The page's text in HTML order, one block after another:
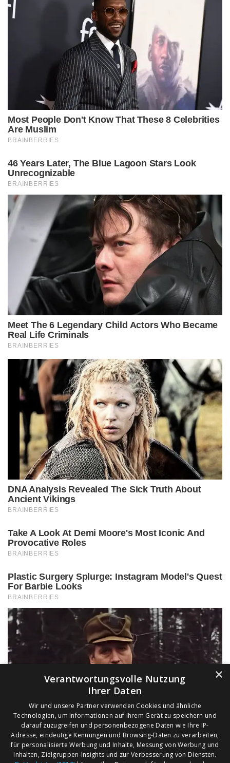
×
Verantwortungsvolle Nutzung
Ihrer Daten
Wir und unsere Partner verwenden Cookies und ähnliche
Technologien, um Informationen auf Ihrem Gerät zu speichern und
darauf zuzugreifen und personenbezogene Daten wie Ihre IP-
Adresse, eindeutige Kennungen und Browsing-Daten zu verarbeiten,
für personalisierte Werbung und Inhalte, Messung von Werbung und
Inhalten, Zielgruppen-Insights und zur Verbesserung von Diensten.